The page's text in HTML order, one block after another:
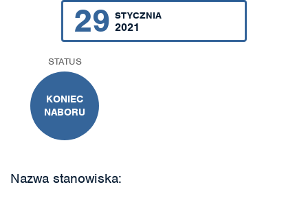
29 STYCZNIA
2021
STATUS
KONIEC
NABORU
Nazwa stanowiska: